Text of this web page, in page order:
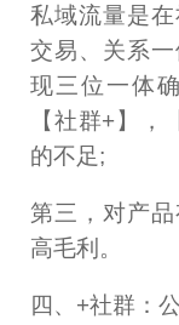
私域流量是在
交易、关系
现三位一体
【社群+】
的不足;
第三，对产
高毛利。
四、+社群：